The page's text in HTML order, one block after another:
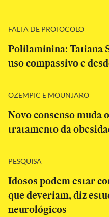
FALTA DE PROTOCOLO
Polilaminina: Tatiana
uso compassivo e
OZEMPIC E MOUNJARO
Novo consenso muda
tratamento da
PESQUISA
Idosos podem estar
que deveriam, diz
neurológicos